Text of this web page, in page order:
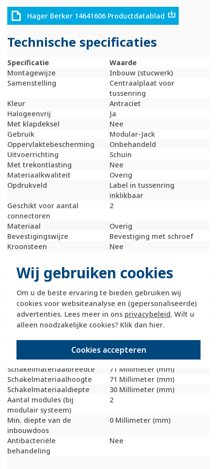
Wij gebruiken cookies
Om u de beste ervaring te bieden gebruiken wij
cookies voor websiteanalyse en (gepersonaliseerde)
advertenties. Lees meer in ons privacybeleid. Wilt u
alleen noodzakelijke cookies? Klik dan hier.
Cookies accepteren
Hager Berker 14641606 Productdatablad
Technische specificaties
Specificatie
Waarde
Montagewijze
Inbouw (stucwerk)
Samenstelling
Centraalplaat voor
tussenring
Kleur
Antraciet
Halogeenvrij
Ja
Met klapdeksel
Nee
Gebruik
Modular-Jack
Oppervlaktebescherming
Onbehandeld
Uitvoerrichting
Schuin
Met trekontlasting
Nee
Materiaalkwaliteit
Overig
Opdrukveld
Label in tussenring
inklikbaar
Geschikt voor aantal
connectoren
2
Materiaal
Overig
Bevestigingswijze
Bevestiging met schroef
Kroonsteen
Nee
(vergelijkbaar)
Met stofbescherming
Nee
Slagvastheid
IK05
Incl. connectoren
Nee
Draagring
Ja
Transparant
Nee
Uitvoering oppervlakte
Mat
beschermingsgraad (IP)
IP20
Schakelmateriaalbreedte
71 Millimeter (mm)
Schakelmateriaalhoogte
71 Millimeter (mm)
Schakelmateriaaldiepte
30 Millimeter (mm)
Aantal modules (bij
modulair systeem)
2
Min. diepte van de
inbouwdoos
0 Millimeter (mm)
Antibacteriële
behandeling
Nee